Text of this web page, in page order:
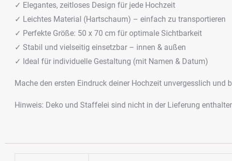
✓ Elegantes, zeitloses Design für jede Hochzeit
✓ Leichtes Material (Hartschaum) – einfach zu transportieren
✓ Perfekte Größe: 50 x 70 cm für optimale Sichtbarkeit
✓ Stabil und vielseitig einsetzbar – innen & außen
✓ Ideal für individuelle Gestaltung (mit Namen & Datum)
Mache den ersten Eindruck deiner Hochzeit unvergesslich
Hinweis: Deko und Staffelei sind nicht in der Lieferung